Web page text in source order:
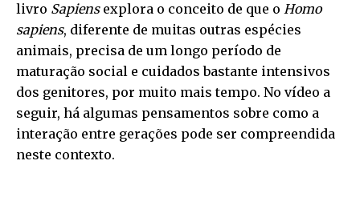
livro Sapiens explora o conceito de que o Homo
sapiens, diferente de muitas outras espécies
animais, precisa de um longo período de
maturação social e cuidados bastante intensivos
dos genitores, por muito mais tempo. No vídeo a
seguir, há algumas pensamentos sobre como a
interação entre gerações pode ser compreendida
neste contexto.